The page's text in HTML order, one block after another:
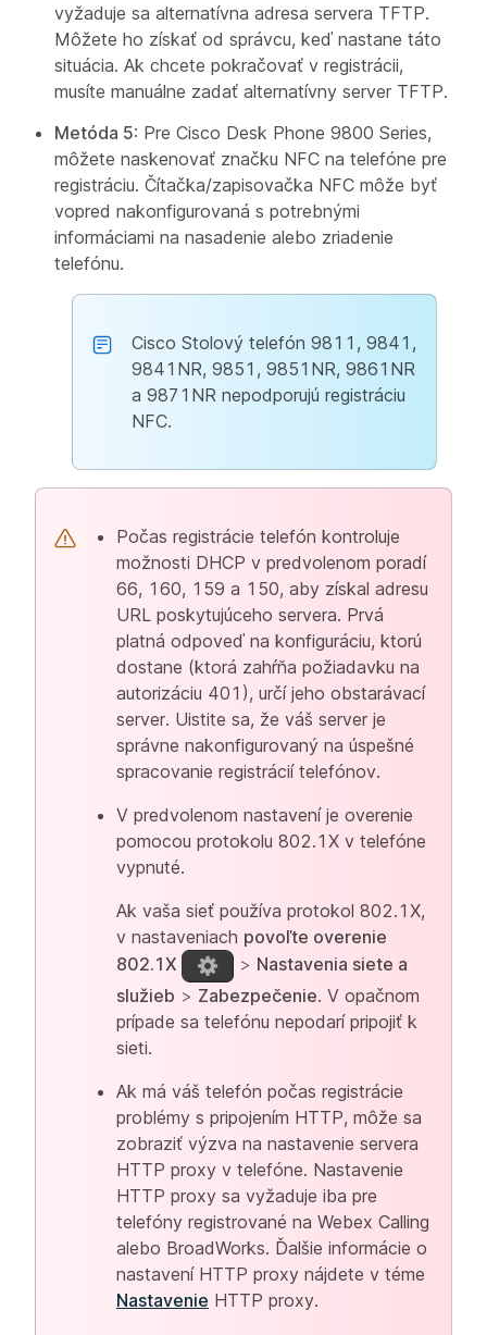
vyžaduje sa alternatívna adresa servera TFTP.
Môžete ho získať od správcu, keď nastane táto
situácia. Ak chcete pokračovať v registrácii,
musíte manuálne zadať alternatívny server TFTP.
Metóda 5: Pre Cisco Desk Phone 9800 Series,
môžete naskenovať značku NFC na telefóne pre
registráciu. Čítačka/zapisovačka NFC môže byť
vopred nakonfigurovaná s potrebnými
informáciami na nasadenie alebo zriadenie
telefónu.
Cisco Stolový telefón 9811, 9841,
9841NR, 9851, 9851NR, 9861NR
a 9871NR nepodporujú registráciu
NFC.
Počas registrácie telefón kontroluje
možnosti DHCP v predvolenom poradí
66, 160, 159 a 150, aby získal adresu
URL poskytujúceho servera. Prvá
platná odpoveď na konfiguráciu, ktorú
dostane (ktorá zahŕňa požiadavku na
autorizáciu 401), určí jeho obstarávací
server. Uistite sa, že váš server je
správne nakonfigurovaný na úspešné
spracovanie registrácií telefónov.
V predvolenom nastavení je overenie
pomocou protokolu 802.1X v telefóne
vypnuté.
Ak vaša sieť používa protokol 802.1X,
v nastaveniach povoľte overenie
802.1X
> Nastavenia siete a
služieb > Zabezpečenie. V opačnom
prípade sa telefónu nepodarí pripojiť k
sieti.
Ak má váš telefón počas registrácie
problémy s pripojením HTTP, môže sa
zobraziť výzva na nastavenie servera
HTTP proxy v telefóne. Nastavenie
HTTP proxy sa vyžaduje iba pre
telefóny registrované na Webex Calling
alebo BroadWorks. Ďalšie informácie o
nastavení HTTP proxy nájdete v téme
Nastavenie HTTP proxy.